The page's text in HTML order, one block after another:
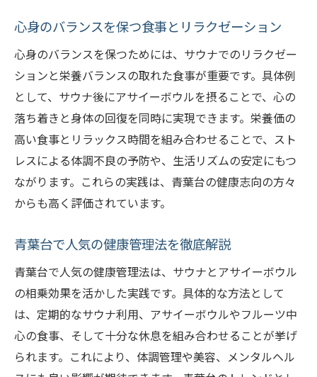
心身のバランスを保つ食事とリラクゼーション
心身のバランスを保つためには、サウナでのリラクゼー
ションと栄養バランスの取れた食事が重要です。具体例
として、サウナ後にアサイーボウルを摂ることで、心の
落ち着きと身体の回復を同時に実現できます。栄養価の
高い食事とリラックス時間を組み合わせることで、スト
レスによる体調不良の予防や、生活リズムの安定にもつ
ながります。これらの実践は、青葉台の健康志向の方々
からも高く評価されています。
青葉台で人気の健康管理法を徹底解説
青葉台で人気の健康管理法は、サウナとアサイーボウル
の相乗効果を活かした実践です。具体的な方法として
は、定期的なサウナ利用、アサイーボウルやフルーツ中
心の食事、そして十分な休息を組み合わせることが挙げ
られます。これにより、体調管理や美容、メンタルヘル